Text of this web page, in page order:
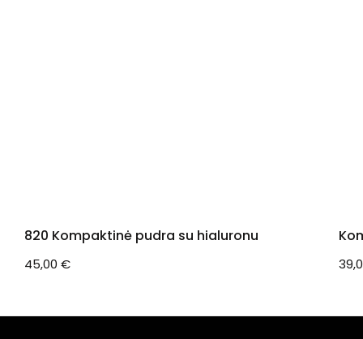
820 Kompaktinė pudra su hialuronu
45,00 €